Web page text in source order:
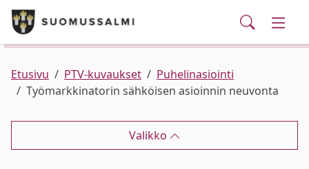
Siirry pääsisältöön
Puhelinluettelo/yhteystiedot
Palvelut
Ajankohtaista
Verkkokauppa
Haku
Kunta ja hallinto
Asuminen ja ympäristö
Elinvoima
Etusivu PTV-kuvaukset
Puhelinasiointi
Työmarkkinatorin sähköisen asioinnin neuvonta
Valikko